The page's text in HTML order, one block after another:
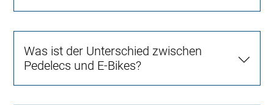
Was ist der Unterschied zwischen
Pedelecs und E-Bikes?